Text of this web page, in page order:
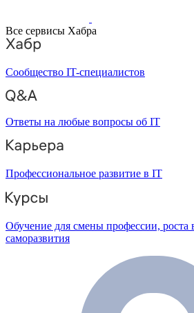
Все сервисы Хабра
Сообщество IT-специалистов
Ответы на любые вопросы об IT
Профессиональное развитие в IT
Обучение для смены профессии, роста
саморазвития